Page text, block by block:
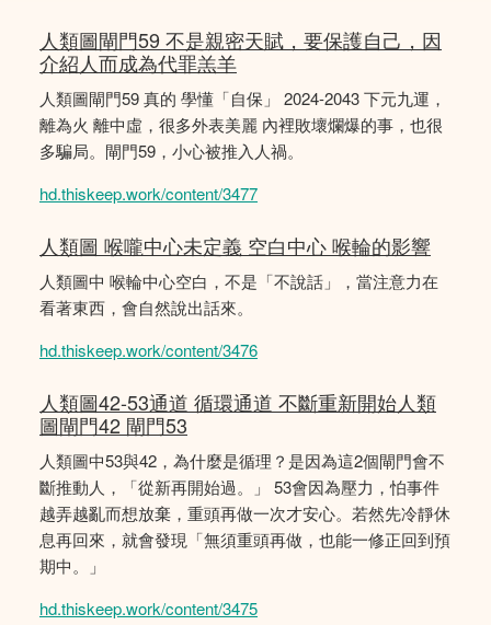
人類圖閘門59 不是親密天賦，要保護自己，因
介紹人而成為代罪羔羊
人類圖閘門59 真的 學懂「自保」 2024-2043 下元九運，
離為火 離中虛，很多外表美麗 內裡敗壞爛爆的事，也很
多騙局。閘門59，小心被推入人禍。
hd.thiskeep.work/content/3477
人類圖 喉嚨中心未定義 空白中心 喉輪的影響
人類圖中 喉輪中心空白，不是「不說話」，當注意力在
看著東西，會自然說出話來。
hd.thiskeep.work/content/3476
人類圖42-53通道 循環通道 不斷重新開始人類
圖閘門42 閘門53
人類圖中53與42，為什麼是循理？是因為這2個閘門會不
斷推動人，「從新再開始過。」 53會因為壓力，怕事件
越弄越亂而想放棄，重頭再做一次才安心。若然先冷靜休
息再回來，就會發現「無須重頭再做，也能一修正回到預
期中。」
hd.thiskeep.work/content/3475